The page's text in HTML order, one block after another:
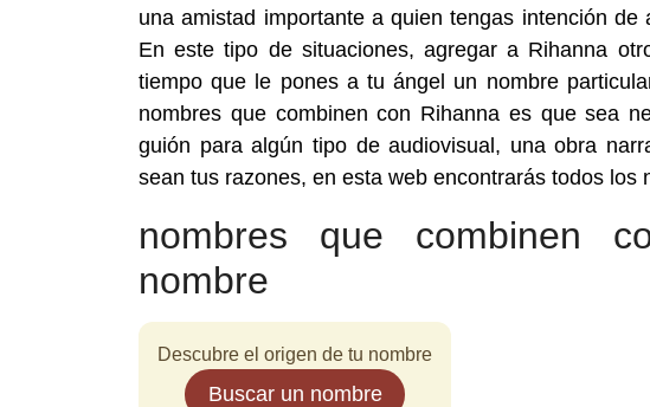
una amistad importante a quien tengas intención
En este tipo de situaciones, agregar a Rihanna
tiempo que le pones a tu ángel un nombre
nombres que combinen con Rihanna es que sea
guión para algún tipo de audiovisual, una obra
sean tus razones, en esta web encontrarás todos los
nombres que combinen
nombre
Descubre el origen de tu nombre
Buscar un nombre